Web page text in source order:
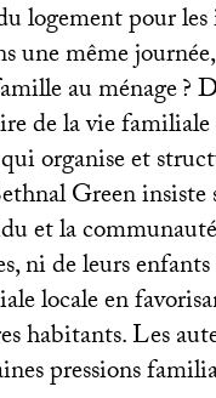
logement pour
une même
au ménage?
de la vie familiale
organise et
Green
et la communauté
ni de leurs
locale en
habitants. Les
pressions